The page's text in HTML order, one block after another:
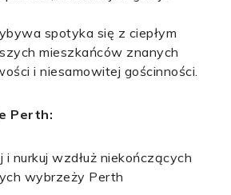
spotyka się z ciepłym
mieszkańców znanych
i niesamowitej gościnności.
Perth:
i nurkuj wzdłuż niekończących
wybrzeży Perth